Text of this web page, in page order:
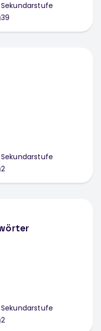
Sekundarstufe
39
Sekundarstufe
2
Sekundarstufe
2